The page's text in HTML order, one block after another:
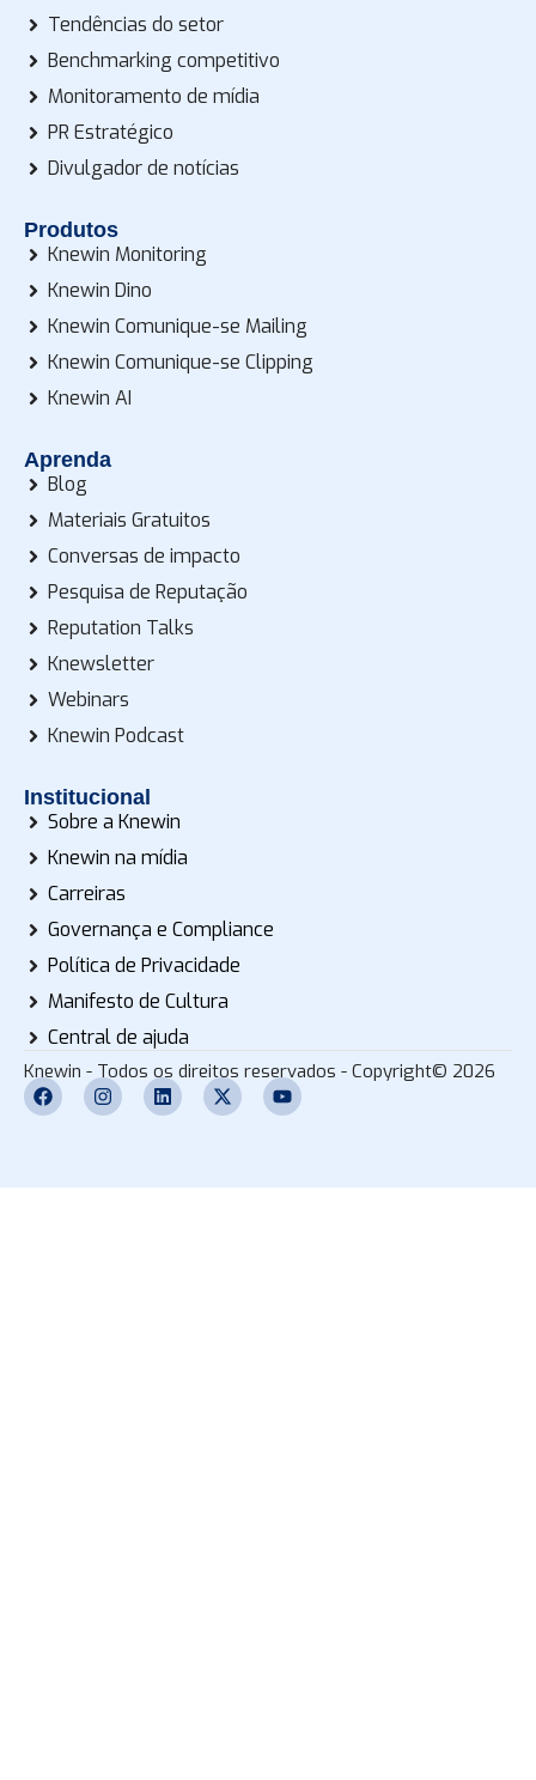
Tendências do setor
Benchmarking competitivo
Monitoramento de mídia
PR Estratégico
Divulgador de notícias
Produtos
Knewin Monitoring
Knewin Dino
Knewin Comunique-se Mailing
Knewin Comunique-se Clipping
Knewin AI
Aprenda
Blog
Materiais Gratuitos
Conversas de impacto
Pesquisa de Reputação
Reputation Talks
Knewsletter
Webinars
Knewin Podcast
Institucional
Sobre a Knewin
Knewin na mídia
Carreiras
Governança e Compliance
Política de Privacidade
Manifesto de Cultura
Central de ajuda
Knewin - Todos os direitos reservados - Copyright© 2026